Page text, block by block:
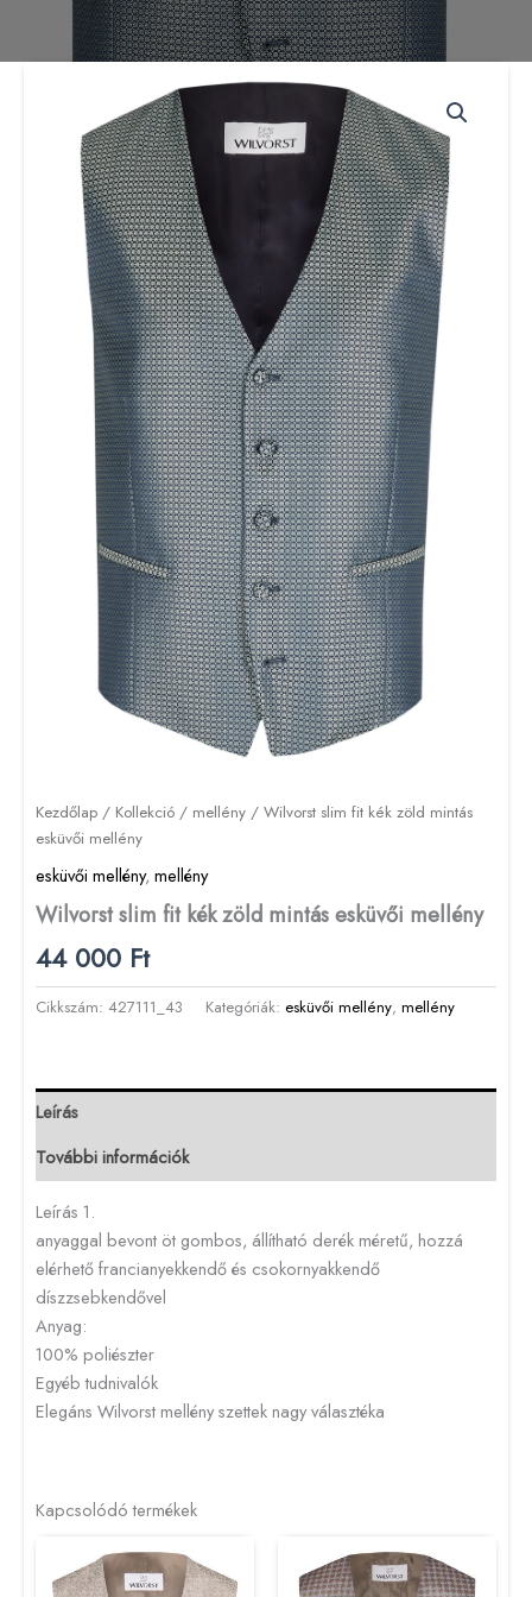
Kezdőlap / Kollekció / mellény / Wilvorst slim fit kék zöld mintás
esküvői mellény
esküvői mellény, mellény
Wilvorst slim fit kék zöld mintás esküvői mellény
44 000 Ft
Cikkszám: 427111_43 Kategóriák: esküvői mellény, mellény
Leírás
További információk
Leírás 1.
anyaggal bevont öt gombos, állítható derék méretű, hozzá
elérhető francianyekkendő és csokornyakkendő
díszzsebkendővel
Anyag:
100% poliészter
Egyéb tudnivalók
Elegáns Wilvorst mellény szettek nagy választéka
Kapcsolódó termékek